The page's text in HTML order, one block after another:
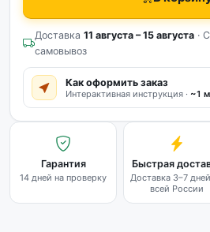
Доставка 11 августа – 15 августа ·
самовывоз
Как оформить заказ
Интерактивная инструкция · ~1
Гарантия
14 дней на проверку
Быстрая
Доставка 3–7
всей России